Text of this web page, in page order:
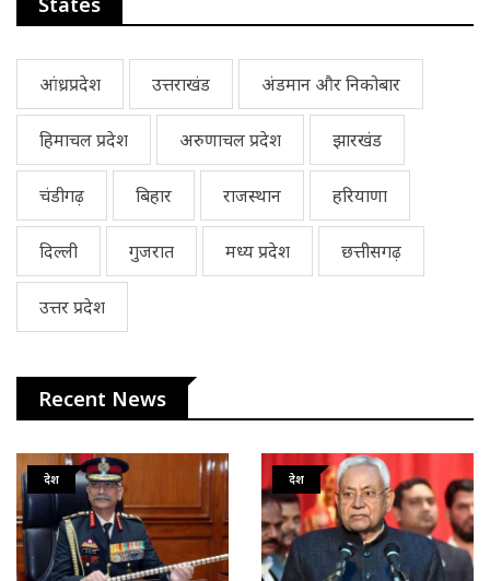
आंध्रप्रदेश उत्तराखंड अंडमान और निकोबार
हिमाचल प्रदेश अरुणाचल प्रदेश झारखंड
चंडीगढ़ बिहार राजस्थान हरियाणा
दिल्ली गुजरात मध्य प्रदेश छत्तीसगढ़
उत्तर प्रदेश
Recent News
देश देश